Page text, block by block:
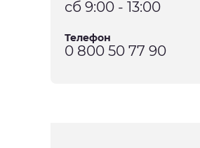
сб 9:00 - 13:00
Телефон
0 800 50 77 90